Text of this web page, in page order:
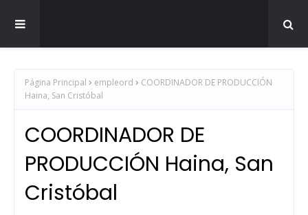
Página Principal empleord
COORDINADOR DE PRODUCCIÓN
Haina, San Cristóbal
COORDINADOR DE
PRODUCCIÓN Haina, San
Cristóbal